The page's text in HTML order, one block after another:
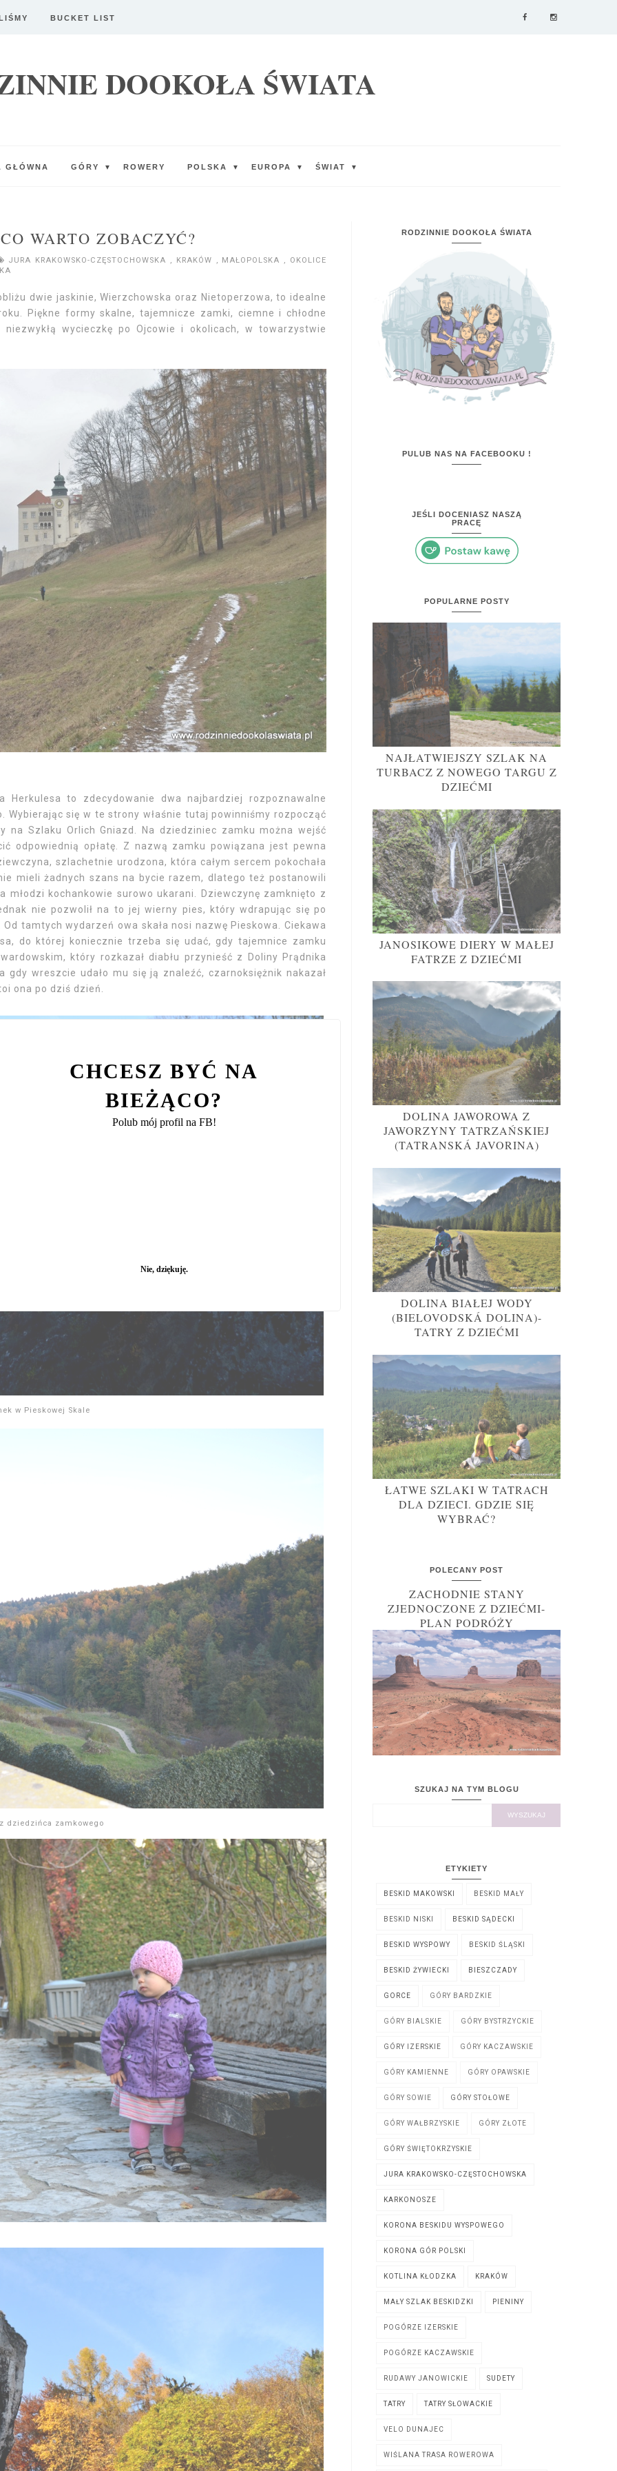
BUCKET LIST
DOOKOŁA ŚWIATA
GŁÓWNA GÓRY ▼ ROWERY POLSKA ▼ EUROPA ▼ ŚWIAT ▼
WARTO ZOBACZYĆ?
JURA KRAKOWSKO-CZĘSTOCHOWSKA , KRAKÓW , MAŁOPOLSKA , OKOLICE
dwie jaskinie, Wierzchowska oraz Nietoperzowa, to idealne
Piękne formy skalne, tajemnicze zamki, ciemne i chłodne
wycieczkę po Ojcowie i okolicach, w towarzystwie
Herkulesa to zdecydowanie dwa najbardziej rozpoznawalne
Wybierając się w te strony właśnie tutaj powinniśmy rozpocząć
na Szlaku Orlich Gniazd. Na dziedziniec zamku można wejść
odpowiednią opłatę. Z nazwą zamku powiązana jest pewna
szlachetnie urodzona, która całym sercem pokochała
mieli żadnych szans na bycie razem, dlatego też postanowili
młodzi kochankowie surowo ukarani. Dziewczynę zamknięto z
nie pozwolił na to jej wierny pies, który wdrapując się po
tamtych wydarzeń owa skała nosi nazwę Pieskowa. Ciekawa
do której koniecznie trzeba się udać, gdy tajemnice zamku
który rozkazał diabłu przynieść z Doliny Prądnika
gdy wreszcie udało mu się ją znaleźć, czarnoksiężnik nakazał
ona po dziś dzień.
w Pieskowej Skale
dziedzińca zamkowego
RODZINNIE DOOKOŁA ŚWIATA
PULUB NAS NA FACEBOOKU !
JEŚLI DOCENIASZ NASZĄ
PRACĘ
POPULARNE POSTY
NAJŁATWIEJSZY SZLAK NA
TURBACZ Z NOWEGO TARGU Z
DZIEĆMI
JANOSIKOWE DIERY W MAŁEJ
FATRZE Z DZIEĆMI
DOLINA JAWOROWA Z
JAWORZYNY TATRZAŃSKIEJ
(TATRANSKÁ JAVORINA)
DOLINA BIAŁEJ WODY
(BIELOVODSKÁ DOLINA)-
TATRY Z DZIEĆMI
ŁATWE SZLAKI W TATRACH
DLA DZIECI. GDZIE SIĘ
WYBRAĆ?
POLECANY POST
ZACHODNIE STANY
ZJEDNOCZONE Z DZIEĆMI-
PLAN PODRÓŻY
SZUKAJ NA TYM BLOGU
ETYKIETY
BESKID MAKOWSKI BESKID MAŁY
BESKID NISKI BESKID SĄDECKI
BESKID WYSPOWY BESKID ŚLĄSKI
BESKID ŻYWIECKI BIESZCZADY
GORCE GÓRY BARDZKIE
GÓRY BIALSKIE GÓRY BYSTRZYCKIE
GÓRY IZERSKIE GÓRY KACZAWSKIE
GÓRY KAMIENNE GÓRY OPAWSKIE
GÓRY SOWIE GÓRY STOŁOWE
GÓRY WAŁBRZYSKIE GÓRY ZŁOTE
GÓRY ŚWIĘTOKRZYSKIE
JURA KRAKOWSKO-CZĘSTOCHOWSKA
KARKONOSZE
KORONA BESKIDU WYSPOWEGO
KORONA GÓR POLSKI
KOTLINA KŁODZKA KRAKÓW
MAŁY SZLAK BESKIDZKI PIENINY
POGÓRZE IZERSKIE
POGÓRZE KACZAWSKIE
RUDAWY JANOWICKIE SUDETY
TATRY TATRY SŁOWACKIE
VELO DUNAJEC
WIŚLANA TRASA ROWEROWA
CHCESZ BYĆ NA
BIEŻĄCO?
Polub mój profil na FB!